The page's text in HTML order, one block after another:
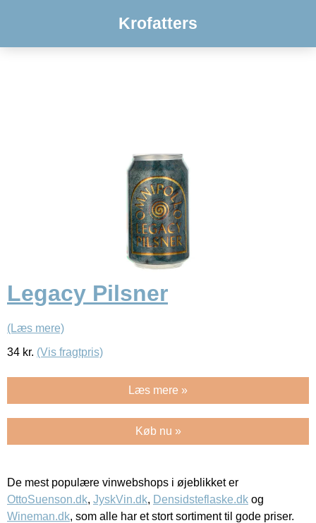
Krofatters
Legacy Pilsner
(Læs mere)
34 kr. (Vis fragtpris)
Læs mere »
Køb nu »
De mest populære vinwebshops i øjeblikket er
OttoSuenson.dk, JyskVin.dk, Densidsteflaske.dk og
Wineman.dk, som alle har et stort sortiment til gode priser.